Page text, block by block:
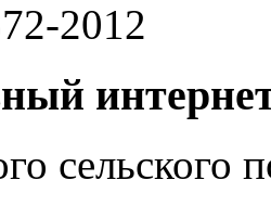
2012
сельского